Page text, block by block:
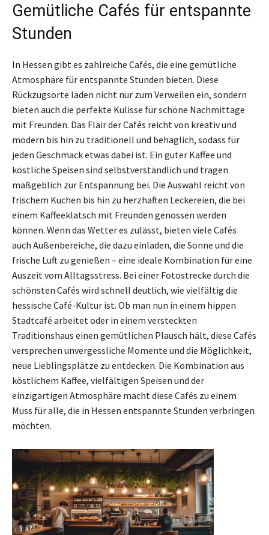
Gemütliche Cafés für entspannte
Stunden
In Hessen gibt es zahlreiche Cafés, die eine gemütliche
Atmosphäre für entspannte Stunden bieten. Diese
Rückzugsorte laden nicht nur zum Verweilen ein, sondern
bieten auch die perfekte Kulisse für schöne Nachmittage
mit Freunden. Das Flair der Cafés reicht von kreativ und
modern bis hin zu traditionell und behaglich, sodass für
jeden Geschmack etwas dabei ist. Ein guter Kaffee und
köstliche Speisen sind selbstverständlich und tragen
maßgeblich zur Entspannung bei. Die Auswahl reicht von
frischem Kuchen bis hin zu herzhaften Leckereien, die bei
einem Kaffeeklatsch mit Freunden genossen werden
können. Wenn das Wetter es zulässt, bieten viele Cafés
auch Außenbereiche, die dazu einladen, die Sonne und die
frische Luft zu genießen – eine ideale Kombination für eine
Auszeit vom Alltagsstress. Bei einer Fotostrecke durch die
schönsten Cafés wird schnell deutlich, wie vielfältig die
hessische Café-Kultur ist. Ob man nun in einem hippen
Stadtcafé arbeitet oder in einem versteckten
Traditionshaus einen gemütlichen Plausch hält, diese Cafés
versprechen unvergessliche Momente und die Möglichkeit,
neue Lieblingsplätze zu entdecken. Die Kombination aus
köstlichem Kaffee, vielfältigen Speisen und der
einzigartigen Atmosphäre macht diese Cafés zu einem
Muss für alle, die in Hessen entspannte Stunden verbringen
möchten.